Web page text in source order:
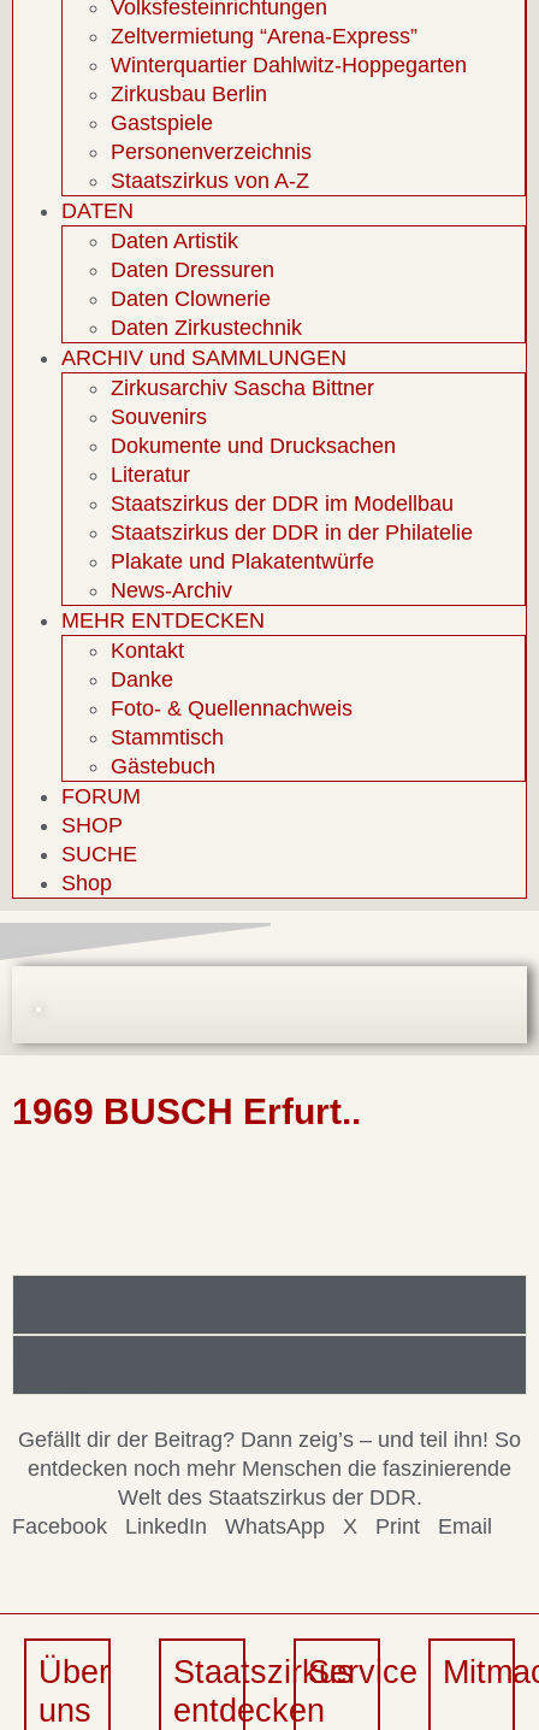
Volksfesteinrichtungen
Zeltvermietung “Arena-Express”
Winterquartier Dahlwitz-Hoppegarten
Zirkusbau Berlin
Gastspiele
Personenverzeichnis
Staatszirkus von A-Z
DATEN
Daten Artistik
Daten Dressuren
Daten Clownerie
Daten Zirkustechnik
ARCHIV und SAMMLUNGEN
Zirkusarchiv Sascha Bittner
Souvenirs
Dokumente und Drucksachen
Literatur
Staatszirkus der DDR im Modellbau
Staatszirkus der DDR in der Philatelie
Plakate und Plakatentwürfe
News-Archiv
MEHR ENTDECKEN
Kontakt
Danke
Foto- & Quellennachweis
Stammtisch
Gästebuch
FORUM
SHOP
SUCHE
Shop
1969 BUSCH Erfurt..
Gefällt dir der Beitrag? Dann zeig’s – und teil ihn! So
entdecken noch mehr Menschen die faszinierende
Welt des Staatszirkus der DDR.
Facebook
LinkedIn WhatsApp X Print Email
Über
uns
Staatszirkus
entdecken
Service